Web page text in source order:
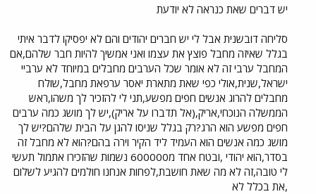
יש דברים שאת כנראה לא יודעת
סליחה דובשנית אבל לי יש חברים יהודים והם לא יפסיקו לדבר איתי
בגלל שאיזה מחבל פוצץ את עצמו ואני אמשיך להיות חבר שלהם,אם
המחבל ערבי זה לא אומר שכל הערבים מחבלים במיוחד לא ערביי
ישראל,שנית,אולי כפי שאת מתארת יאסר ערפאת מחבל,שולח
מחבלים להרוג אנשים חפים מפשע,תני לי להזכיר לך משהו,ראש
הממשלה הנוכחי,אריק,(אל תדברו על אריק),יש לך מושג כמה ערבים
חפים מפשע הוא הרג?רק בגלל שניסו להגן על הבית שלהם?יש לך
מושג כמה אנשים הוא העמיד ליד הקיר וירה בהם?הוא לא מחבל זה
בסדר,הוא יהודי ,ובטח אחד מ600000 נשמות שהזכירו אתמול תעשי
לי טובה,זה לא מה שאת חושבת,לפחות אנחנו חולמים להגיע לשלום
,את בכלל לא